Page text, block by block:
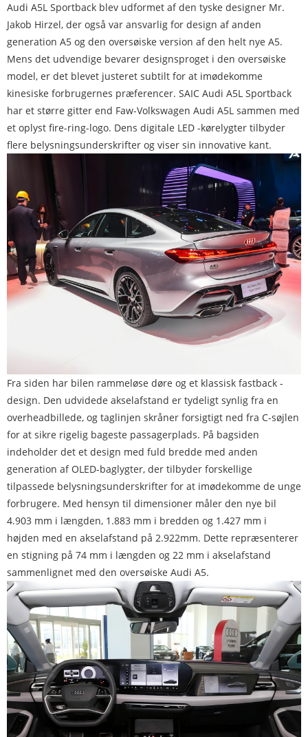
Audi A5L Sportback blev udformet af den tyske designer Mr.
Jakob Hirzel, der også var ansvarlig for design af anden
generation A5 og den oversøiske version af den helt nye A5.
Mens det udvendige bevarer designsproget i den oversøiske
model, er det blevet justeret subtilt for at imødekomme
kinesiske forbrugernes præferencer. SAIC Audi A5L Sportback
har et større gitter end Faw-Volkswagen Audi A5L sammen med
et oplyst fire-ring-logo. Dens digitale LED -kørelygter tilbyder
flere belysningsunderskrifter og viser sin innovative kant.
Fra siden har bilen rammeløse døre og et klassisk fastback -
design. Den udvidede akselafstand er tydeligt synlig fra en
overheadbillede, og taglinjen skråner forsigtigt ned fra C-søjlen
for at sikre rigelig bageste passagerplads. På bagsiden
indeholder det et design med fuld bredde med anden
generation af OLED-baglygter, der tilbyder forskellige
tilpassede belysningsunderskrifter for at imødekomme de unge
forbrugere. Med hensyn til dimensioner måler den nye bil
4.903 mm i længden, 1.883 mm i bredden og 1.427 mm i
højden med en akselafstand på 2.922mm. Dette repræsenterer
en stigning på 74 mm i længden og 22 mm i akselafstand
sammenlignet med den oversøiske Audi A5.